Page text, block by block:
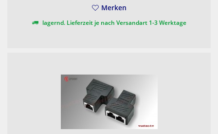
Merken
lagernd. Lieferzeit je nach Versandart 1-3 Werktage